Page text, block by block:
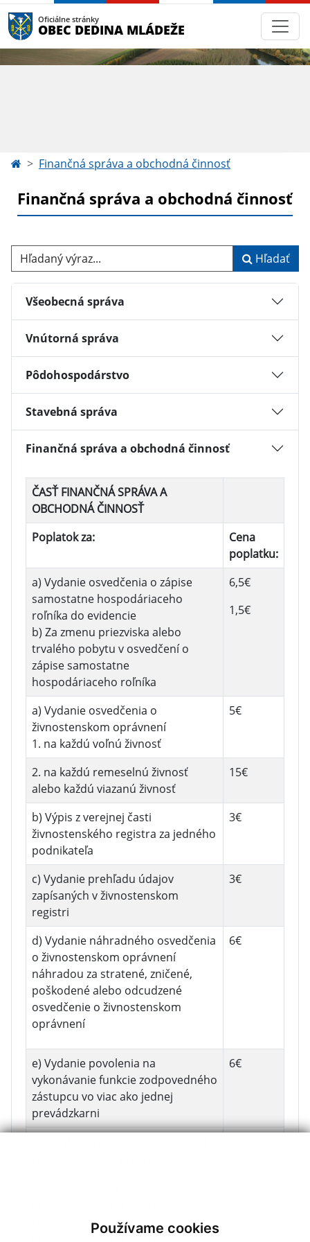
Používame cookies
Oficiálne stránky
OBEC DEDINA MLÁDEŽE
Finančná správa a obchodná činnosť
Finančná správa a obchodná činnosť
Hľadaný výraz... Hľadať
Všeobecná správa
Vnútorná správa
Pôdohospodárstvo
Stavebná správa
Finančná správa a obchodná činnosť
ČASŤ FINANČNÁ SPRÁVA A
OBCHODNÁ ČINNOSŤ
Poplatok za:
Cena
poplatku:
a) Vydanie osvedčenia o zápise
samostatne hospodáriaceho
roľníka do evidencie
b) Za zmenu priezviska alebo
trvalého pobytu v osvedčení o
zápise samostatne
hospodáriaceho roľníka
6,5€
1,5€
a) Vydanie osvedčenia o
živnostenskom oprávnení
1. na každú voľnú živnosť
5€
2. na každú remeselnú živnosť
alebo každú viazanú živnosť
15€
b) Výpis z verejnej časti
živnostenského registra za jedného
podnikateľa
3€
c) Vydanie prehľadu údajov
zapísaných v živnostenskom
registri
3€
d) Vydanie náhradného osvedčenia
o živnostenskom oprávnení
náhradou za stratené, zničené,
poškodené alebo odcudzené
osvedčenie o živnostenskom
oprávnení
6€
e) Vydanie povolenia na
vykonávanie funkcie zodpovedného
zástupcu vo viac ako jednej
prevádzkarni
6€
zmene doby pozastavenia
prevádzkovania živnosti